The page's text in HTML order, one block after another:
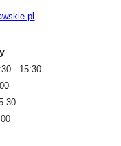
- 15:30